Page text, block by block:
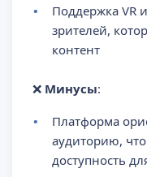
Поддержка VR
зрителей,
контент
❌ Минусы:
Платформа
аудиторию,
доступность